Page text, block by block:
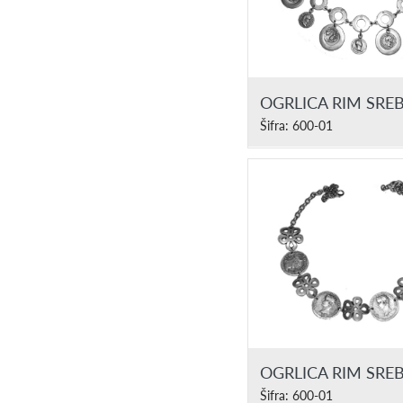
OGRLICA RIM
Šifra: 600-01
OGRLICA RIM
Šifra: 600-01